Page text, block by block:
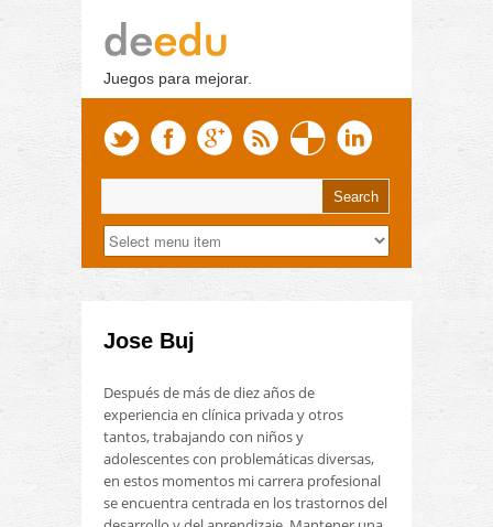
Juegos para mejorar.
Jose Buj
Después de más de diez años de
experiencia en clínica privada y otros
tantos, trabajando con niños y
adolescentes con problemáticas diversas,
en estos momentos mi carrera profesional
se encuentra centrada en los trastornos del